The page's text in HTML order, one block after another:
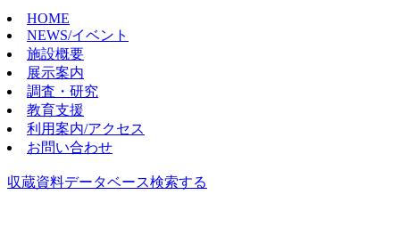
HOME
NEWS/イベント
施設概要
展示案内
調査・研究
教育支援
利用案内/アクセス
お問い合わせ
収蔵資料データベース検索する